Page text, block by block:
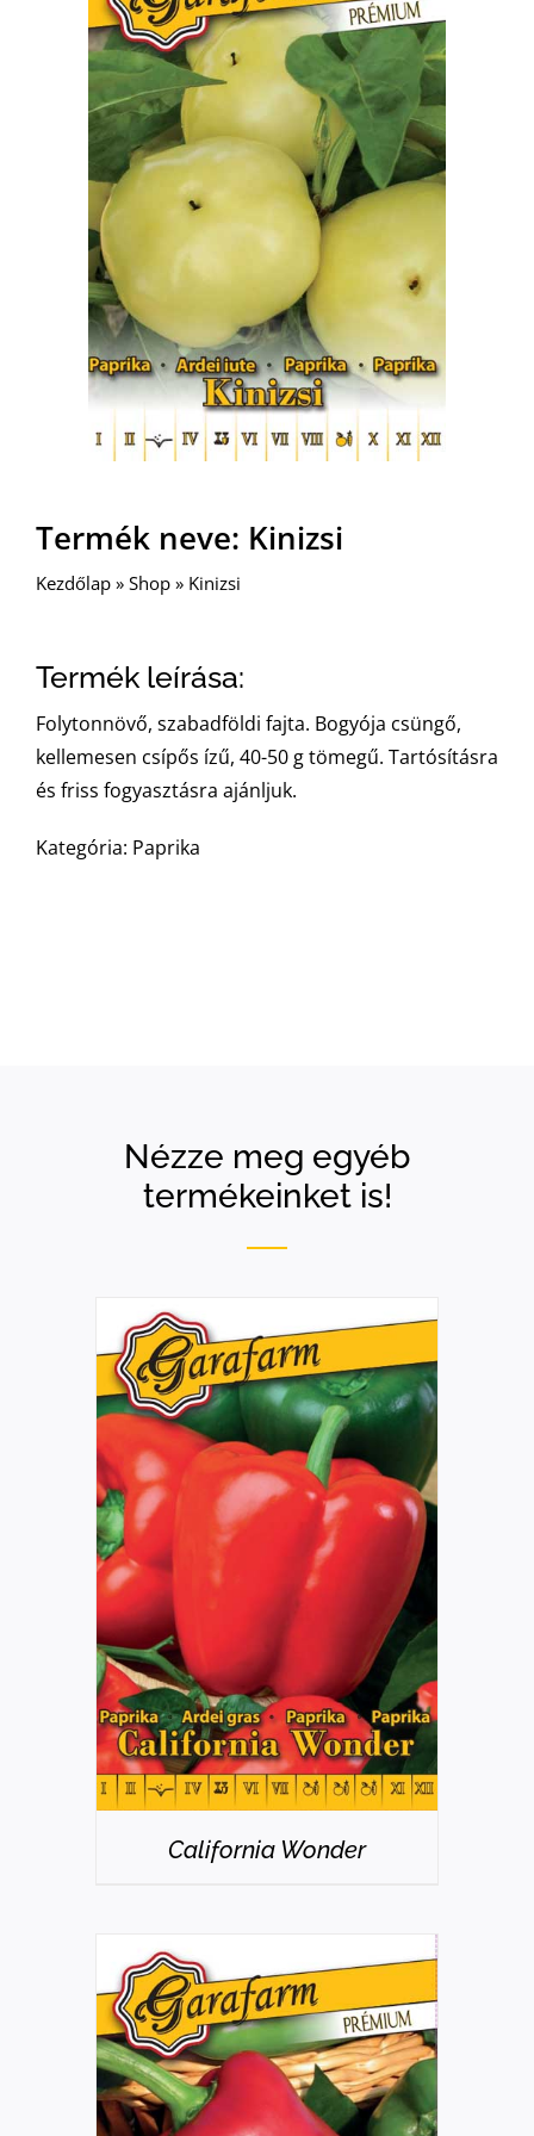
MAGYAR
Termék neve: Kinizsi
Kezdőlap » Shop » Kinizsi
Termék leírása:
Folytonnövő, szabadföldi fajta. Bogyója csüngő,
kellemesen csípős ízű, 40-50 g tömegű. Tartósításra
és friss fogyasztásra ajánljuk.
Kategória: Paprika
Nézze meg egyéb
termékeinket is!
California Wonder